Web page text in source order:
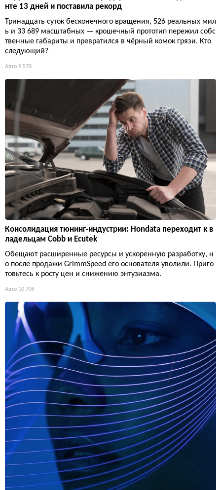
нте 13 дней и поставила рекорд
Тринадцать суток бесконечного вращения, 526 реальных мил
ь и 33 689 масштабных — крошечный прототип пережил собс
твенные габариты и превратился в чёрный комок грязи. Кто
следующий?
Авто 9 570
Консолидация тюнинг-индустрии: Hondata переходит к в
ладельцам Cobb и Ecutek
Обещают расширенные ресурсы и ускоренную разработку, н
о после продажи GrimmSpeed его основателя уволили. Приго
товьтесь к росту цен и снижению энтузиазма.
Авто 10 705